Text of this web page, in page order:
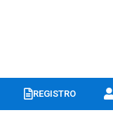
REGISTRO